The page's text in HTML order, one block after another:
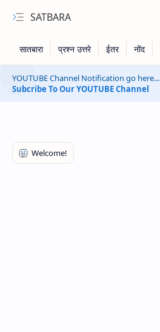
SATBARA
YOUTUBE Channel Notification go here...
Subcribe To Our YOUTUBE Channel